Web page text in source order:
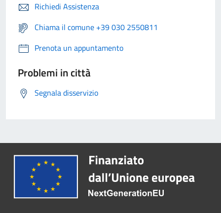
Richiedi Assistenza
Chiama il comune +39 030 2550811
Prenota un appuntamento
Problemi in città
Segnala disservizio